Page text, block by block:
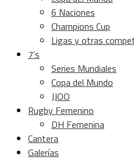
6 Naciones
Champions Cup
Ligas y otras
7’s
Series Mundiales
Copa del Mundo
JJOO
Rugby Femenino
DH Femenina
Cantera
Galerías